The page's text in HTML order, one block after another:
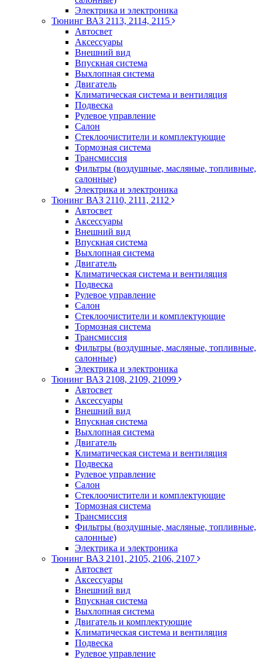
Электрика и электроника
Тюнинг ВАЗ 2113, 2114, 2115
Автосвет
Аксессуары
Внешний вид
Впускная система
Выхлопная система
Двигатель
Климатическая система и вентиляция
Подвеска
Рулевое управление
Салон
Стеклоочистители и комплектующие
Тормозная система
Трансмиссия
Фильтры (воздушные, масляные, топливные,
салонные)
Электрика и электроника
Тюнинг ВАЗ 2110, 2111, 2112
Автосвет
Аксессуары
Внешний вид
Впускная система
Выхлопная система
Двигатель
Климатическая система и вентиляция
Подвеска
Рулевое управление
Салон
Стеклоочистители и комплектующие
Тормозная система
Трансмиссия
Фильтры (воздушные, масляные, топливные,
салонные)
Электрика и электроника
Тюнинг ВАЗ 2108, 2109, 21099
Автосвет
Аксессуары
Внешний вид
Впускная система
Выхлопная система
Двигатель
Климатическая система и вентиляция
Подвеска
Рулевое управление
Салон
Стеклоочистители и комплектующие
Тормозная система
Трансмиссия
Фильтры (воздушные, масляные, топливные,
салонные)
Электрика и электроника
Тюнинг ВАЗ 2101, 2105, 2106, 2107
Автосвет
Аксессуары
Внешний вид
Впускная система
Выхлопная система
Двигатель и комплектующие
Климатическая система и вентиляция
Подвеска
Рулевое управление